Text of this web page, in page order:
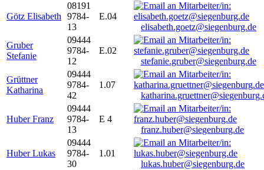
Götz Elisabeth
08191
9784-
13
E.04
elisabeth.goetz@siegenburg.de
Gruber
Stefanie
09444
9784-
12
E.02
stefanie.gruber@siegenburg.de
Grüttner
Katharina
09444
9784-
42
1.07
Huber Franz
09444
9784-
13
E 4
franz.huber@siegenburg.de
Huber Lukas
09444
9784-
30
1.01
lukas.huber@siegenburg.de